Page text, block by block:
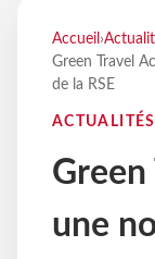
Accueil ›
Green Travel
de la RSE
ACTUALITÉS
une